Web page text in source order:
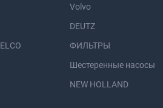
Volvo
DEUTZ
ФИЛЬТРЫ
Шестеренные насосы
NEW HOLLAND